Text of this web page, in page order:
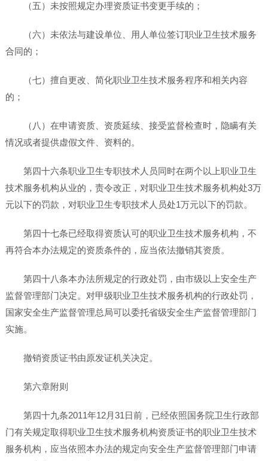
（五）未按照规定办理资质证书变更手续的；
（六）未依法与建设单位、用人单位签订职业卫生技术服务
合同的；
（七）擅自更改、简化职业卫生技术服务程序和相关内容
的；
（八）在申请资质、资质延续、接受监督检查时，隐瞒有关
情况或者提供虚假文件、资料的。
第四十六条职业卫生专职技术人员同时在两个以上职业卫生
技术服务机构从业的，责令改正，对职业卫生技术服务机构处3万
元以下的罚款，对职业卫生专职技术人员处1万元以下的罚款。
第四十七条已经取得资质认可的职业卫生技术服务机构，不
再符合本办法规定的资质条件的，应当依法撤销其资质。
第四十八条本办法所规定的行政处罚，由市级以上安全生产
监督管理部门决定。对甲级职业卫生技术服务机构的行政处罚，
国家安全生产监督管理总局可以委托省级安全生产监督管理部门
实施。
撤销资质证书由原发证机关决定。
第六章附则
第四十九条2011年12月31日前，已经依照国务院卫生行政部
门有关规定取得职业卫生技术服务机构资质证书的职业卫生技术
服务机构，应当依照本办法的规定向安全生产监督管理部门申请